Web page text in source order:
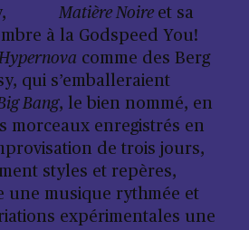
Matière Noire et sa
à la Godspeed You!
comme des Berg
qui s’emballeraient
Bang, le bien nommé, en
morceaux enregistrés en
de trois jours,
styles et repères,
une musique rythmée et
expérimentales une